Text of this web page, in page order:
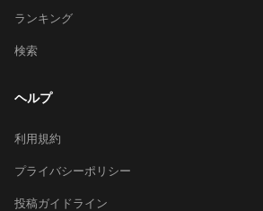
ランキング
検索
ヘルプ
利用規約
プライバシーポリシー
投稿ガイドライン